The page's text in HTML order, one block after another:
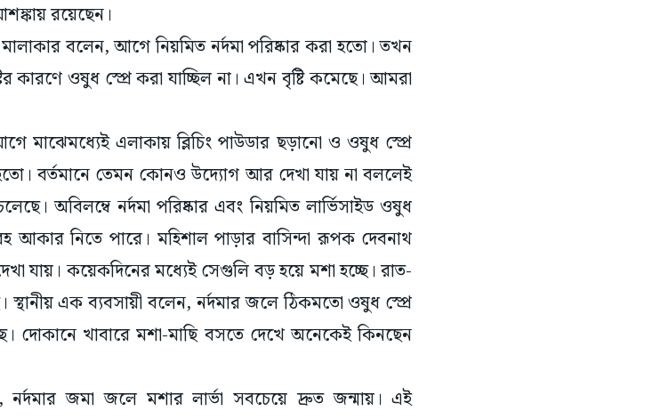
রয়েছেন।
বলেন, আগে নিয়মিত নর্দমা পরিষ্কার করা হতো। তখন
কারণে ওষুধ স্প্রে করা যাচ্ছিল না। এখন বৃষ্টি কমেছে। আমরা
মাঝেমধ্যেই এলাকায় ব্লিচিং পাউডার ছড়ানো ও ওষুধ স্প্রে
বর্তমানে তেমন কোনও উদ্যোগ আর দেখা যায় না বললেই
অবিলম্বে নর্দমা পরিষ্কার এবং নিয়মিত লার্ভিসাইড ওষুধ
আকার নিতে পারে। মহিশাল পাড়ার বাসিন্দা রূপক দেবনাথ
যায়। কয়েকদিনের মধ্যেই সেগুলি বড় হয়ে মশা হচ্ছে। রাত-
স্থানীয় এক ব্যবসায়ী বলেন, নর্দমার জলে ঠিকমতো ওষুধ স্প্রে
দোকানে খাবারে মশা-মাছি বসতে দেখে অনেকেই কিনছেন
জমা জলে মশার লার্ভা সবচেয়ে দ্রুত জন্মায়। এই